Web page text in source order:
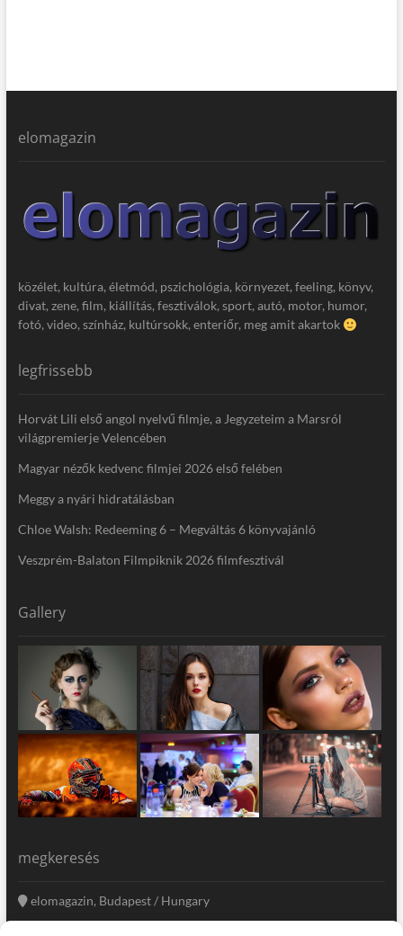
elomagazin
közélet, kultúra, életmód, pszichológia, környezet, feeling, könyv,
divat, zene, film, kiállítás, fesztiválok, sport, autó, motor, humor,
fotó, video, színház, kultúrsokk, enteriőr, meg amit akartok
legfrissebb
Horvát Lili első angol nyelvű filmje, a Jegyzeteim a Marsról
világpremierje Velencében
Magyar nézők kedvenc filmjei 2026 első felében
Meggy a nyári hidratálásban
Chloe Walsh: Redeeming 6 – Megváltás 6 könyvajánló
Veszprém-Balaton Filmpiknik 2026 filmfesztivál
Gallery
megkeresés
elomagazin, Budapest / Hungary